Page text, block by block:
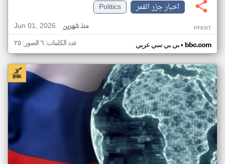
اخبار جزر القمر
Politics
Jun 01, 2026
منذ شهرين PF63IT
بي بي سي عربي• bbc.com عدد الكلمات: ٦ الصور: ٢٥